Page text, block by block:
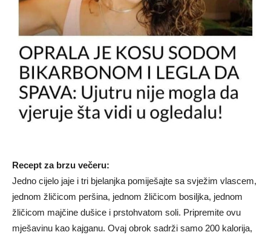
Recept za brzu večeru:
Jedno cijelo jaje i tri bjelanjka pomiješajte sa svježim vlascem,
jednom žličicom peršina, jednom žličicom bosiljka, jednom
žličicom majčine dušice i prstohvatom soli. Pripremite ovu
mješavinu kao kajganu. Ovaj obrok sadrži samo 200 kalorija,